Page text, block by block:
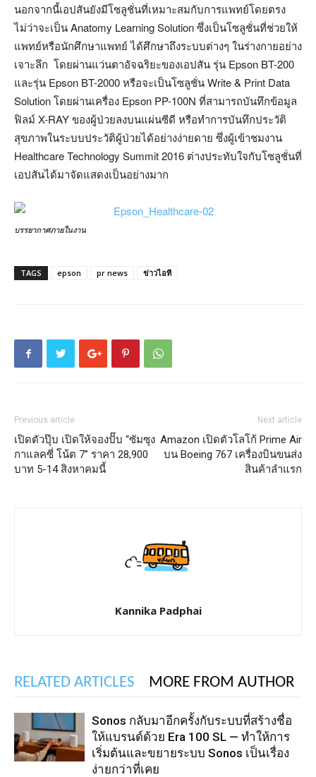
นอกจากนี้เอปสันยังมีโซลูชั่นที่เหมาะสมกับการแพทย์โดยตรง
ไม่ว่าจะเป็น Anatomy Learning Solution ซึ่งเป็นโซลูชั่นที่ช่วยให้
แพทย์หรือนักศึกษาแพทย์ ได้ศึกษาถึงระบบต่างๆ ในร่างกายอย่าง
เจาะลึก โดยผ่านแว่นตาอัจฉริยะของเอปสัน รุ่น Epson BT-200
และรุ่น Epson BT-2000 หรือจะเป็นโซลูชั่น Write & Print Data
Solution โดยผ่านเครื่อง Epson PP-100N ที่สามารถบันทึกข้อมูล
ฟิลม์ X-RAY ของผู้ป่วยลงบนแผ่นซีดี หรือทำการบันทึกประวัติ
สุขภาพในระบบประวัติผู้ป่วยได้อย่างง่ายดาย ซึ่งผู้เข้าชมงาน
Healthcare Technology Summit 2016 ต่างประทับใจกับโซลูชั่นที่
เอปสันได้มาจัดแสดงเป็นอย่างมาก
บรรยากาศภายในงาน
TAGS epson pr news ข่าวไอที
Previous article
เปิดตัวปุ๊บ เปิดให้จองปั๊บ “ซัมซุง
กาแลคซี่ โน้ต 7” ราคา 28,900
บาท 5-14 สิงหาคมนี้
Next article
Amazon เปิดตัวโลโก้ Prime Air
บน Boeing 767 เครื่องบินขนส่ง
สินค้าลำแรก
Kannika Padphai
RELATED ARTICLES MORE FROM AUTHOR
Sonos กลับมาอีกครั้งกับระบบที่สร้างชื่อ
ให้แบรนด์ด้วย Era 100 SL — ทำให้การ
เริ่มต้นและขยายระบบ Sonos เป็นเรื่อง
ง่ายกว่าที่เคย